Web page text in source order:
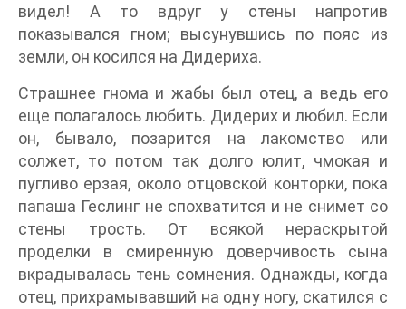
видел! А то вдруг у стены напротив
показывался гном; высунувшись по пояс из
земли, он косился на Дидериха.
Страшнее гнома и жабы был отец, а ведь его
еще полагалось любить. Дидерих и любил. Если
он, бывало, позарится на лакомство или
солжет, то потом так долго юлит, чмокая и
пугливо ерзая, около отцовской конторки, пока
папаша Геслинг не спохватится и не снимет со
стены трость. От всякой нераскрытой
проделки в смиренную доверчивость сына
вкрадывалась тень сомнения. Однажды, когда
отец, прихрамывавший на одну ногу, скатился с